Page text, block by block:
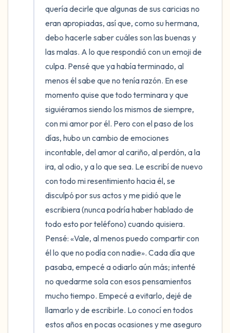
quería decirle que algunas de sus caricias no
eran apropiadas, así que, como su hermana,
debo hacerle saber cuáles son las buenas y
las malas. A lo que respondió con un emoji de
culpa. Pensé que ya había terminado, al
menos él sabe que no tenía razón. En ese
momento quise que todo terminara y que
siguiéramos siendo los mismos de siempre,
con mi amor por él. Pero con el paso de los
días, hubo un cambio de emociones
incontable, del amor al cariño, al perdón, a la
ira, al odio, y a lo que sea. Le escribí de nuevo
con todo mi resentimiento hacia él, se
disculpó por sus actos y me pidió que le
escribiera (nunca podría haber hablado de
todo esto por teléfono) cuando quisiera.
Pensé: «Vale, al menos puedo compartir con
él lo que no podía con nadie». Cada día que
pasaba, empecé a odiarlo aún más; intenté
no quedarme sola con esos pensamientos
mucho tiempo. Empecé a evitarlo, dejé de
llamarlo y de escribirle. Lo conocí en todos
estos años en pocas ocasiones y me aseguro